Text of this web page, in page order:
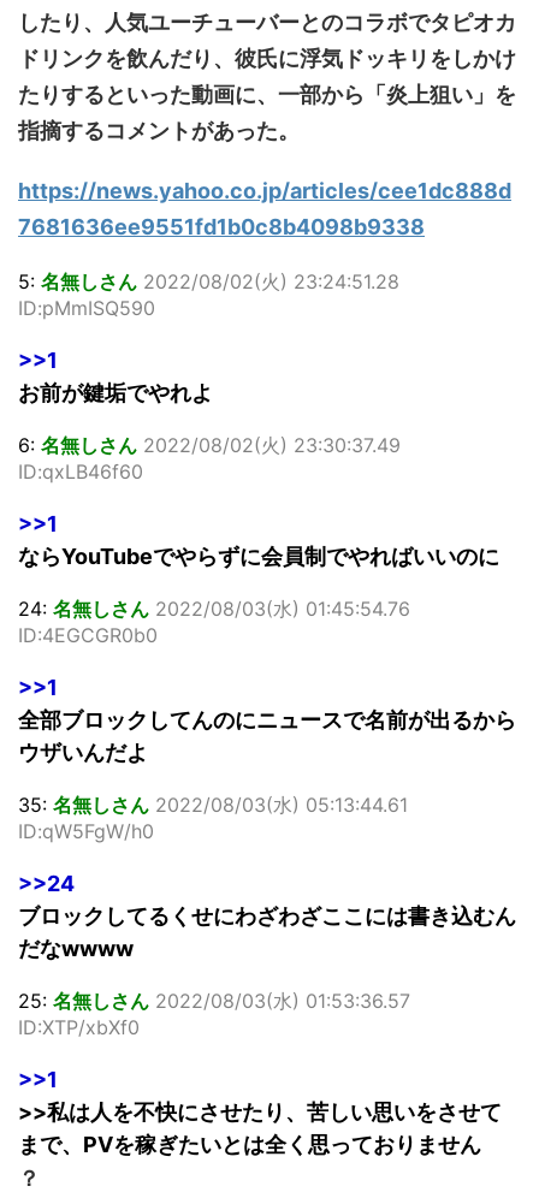
したり、人気ユーチューバーとのコラボでタピオカ
ドリンクを飲んだり、彼氏に浮気ドッキリをしかけ
たりするといった動画に、一部から「炎上狙い」を
指摘するコメントがあった。
https://news.yahoo.co.jp/articles/cee1dc888d
7681636ee9551fd1b0c8b4098b9338
5: 名無しさん 2022/08/02(火) 23:24:51.28
ID:pMmISQ590
>>1
お前が鍵垢でやれよ
6: 名無しさん 2022/08/02(火) 23:30:37.49
ID:qxLB46f60
>>1
ならYouTubeでやらずに会員制でやればいいのに
24: 名無しさん 2022/08/03(水) 01:45:54.76
ID:4EGCGR0b0
>>1
全部ブロックしてんのにニュースで名前が出るから
ウザいんだよ
35: 名無しさん 2022/08/03(水) 05:13:44.61
ID:qW5FgW/h0
>>24
ブロックしてるくせにわざわざここには書き込むん
だなwwww
25: 名無しさん 2022/08/03(水) 01:53:36.57
ID:XTP/xbXf0
>>1
>>私は人を不快にさせたり、苦しい思いをさせて
まで、PVを稼ぎたいとは全く思っておりません
？